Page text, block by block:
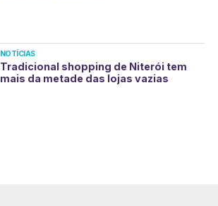
NOTÍCIAS
Tradicional shopping de Niterói tem
mais da metade das lojas vazias